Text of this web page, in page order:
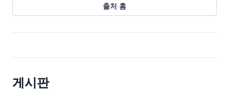
출처 홈
게시판